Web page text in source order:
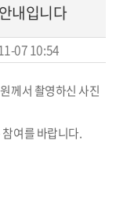
내입니다
07 10:54
께서 촬영하신 사진
여를 바랍니다.